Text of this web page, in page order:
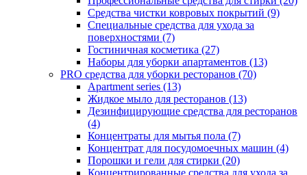
Средства чистки ковровых покрытий (9)
Специальные средства для ухода за
поверхностями (7)
Гостиничная косметика (27)
Наборы для уборки апартаментов (13)
PRO средства для уборки ресторанов (70)
Apartment series (13)
Жидкое мыло для ресторанов (13)
Дезинфицирующие средства для ресторанов
(4)
Концентраты для мытья пола (7)
Концентрат для посудомоечных машин (4)
Порошки и гели для стирки (20)
Концентрированные средства для ухода за